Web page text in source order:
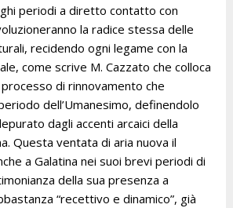
periodi a diretto contatto con
la radice stessa delle
recidendo ogni legame con la
come scrive M. Cazzato che colloca
di rinnovamento che
dell’Umanesimo, definendolo
dagli accenti arcaici della
Questa ventata di aria nuova il
a Galatina nei suoi brevi periodi di
della sua presenza a
“recettivo e dinamico”, già